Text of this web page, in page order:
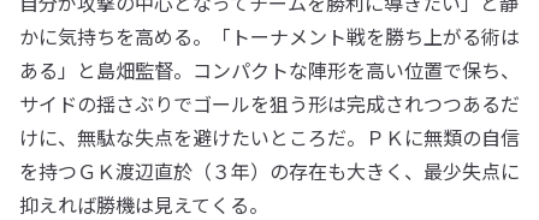
かに気持ちを高める。「トーナメント戦を勝ち上がる術は
ある」と島畑監督。コンパクトな陣形を高い位置で保ち、
サイドの揺さぶりでゴールを狙う形は完成されつつあるだ
けに、無駄な失点を避けたいところだ。ＰＫに無類の自信
を持つＧＫ渡辺直於（３年）の存在も大きく、最少失点に
抑えれば勝機は見えてくる。